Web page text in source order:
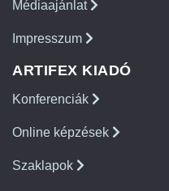
Médiaajánlat
Impresszum
ARTIFEX KIADÓ
Konferenciák
Online képzések
Szaklapok